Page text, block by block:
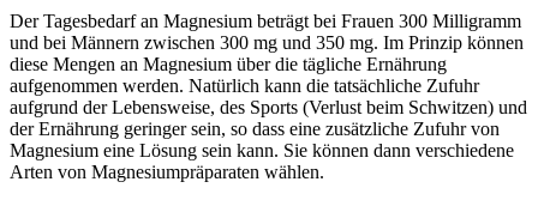
Der Tagesbedarf an Magnesium beträgt bei Frauen 300 Milligramm
und bei Männern zwischen 300 mg und 350 mg. Im Prinzip können
diese Mengen an Magnesium über die tägliche Ernährung
aufgenommen werden. Natürlich kann die tatsächliche Zufuhr
aufgrund der Lebensweise, des Sports (Verlust beim Schwitzen) und
der Ernährung geringer sein, so dass eine zusätzliche Zufuhr von
Magnesium eine Lösung sein kann. Sie können dann verschiedene
Arten von Magnesiumpräparaten wählen.